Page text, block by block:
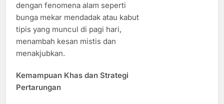
dengan fenomena alam seperti
bunga mekar mendadak atau kabut
tipis yang muncul di pagi hari,
menambah kesan mistis dan
menakjubkan.
Kemampuan Khas dan Strategi
Pertarungan